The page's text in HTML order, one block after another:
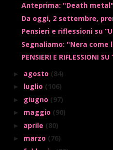
Anteprima: "Death
Da oggi, 2 settembre,
Pensieri e riflessioni su
Segnaliamo: "Nera come
PENSIERI E RIFLESSIONI
► agosto (84)
► luglio (106)
► giugno (97)
► maggio (90)
► aprile (80)
► marzo (76)